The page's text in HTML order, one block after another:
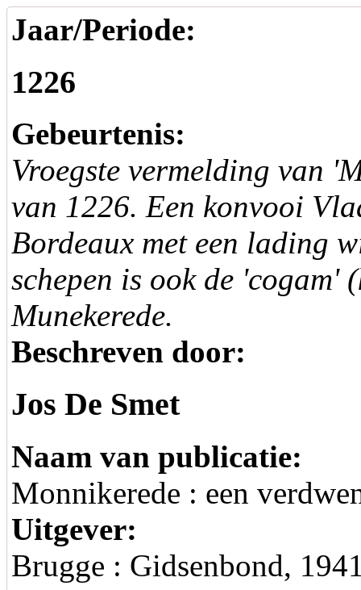
Jaar/Periode:
1226
Gebeurtenis:
Vroegste vermelding van
van 1226. Een konvooi
Bordeaux met een lading
schepen is ook de 'cogam'
Munekerede.
Beschreven door:
Jos De Smet
Naam van publicatie:
Monnikerede : een
Uitgever:
Brugge : Gidsenbond,